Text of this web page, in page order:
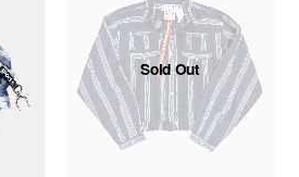
Sold Out